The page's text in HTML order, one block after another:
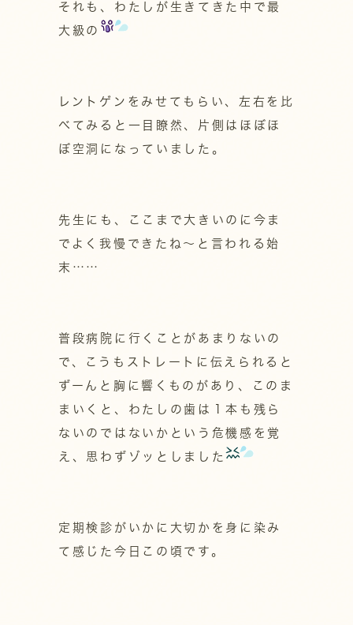
それも、わたしが生きてきた中で最
大級の
レントゲンをみせてもらい、左右を比
べてみると一目瞭然、片側はほぼほ
ぼ空洞になっていました。
先生にも、ここまで大きいのに今ま
でよく我慢できたね～と言われる始
末……
普段病院に行くことがあまりないの
で、こうもストレートに伝えられると
ずーんと胸に響くものがあり、このま
まいくと、わたしの歯は１本も残ら
ないのではないかという危機感を覚
え、思わずゾッとしました
定期検診がいかに大切かを身に染み
て感じた今日この頃です。